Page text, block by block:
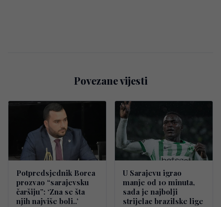
Povezane vijesti
Potpredsjednik Borca
prozvao “sarajevsku
čaršiju”: ‘Zna se šta
njih najviše boli..’
U Sarajevu igrao
manje od 10 minuta,
sada je najbolji
strijelac brazilske lige